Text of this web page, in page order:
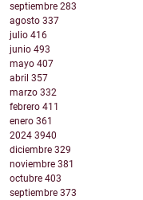
septiembre 283
agosto 337
julio 416
junio 493
mayo 407
abril 357
marzo 332
febrero 411
enero 361
2024 3940
diciembre 329
noviembre 381
octubre 403
septiembre 373